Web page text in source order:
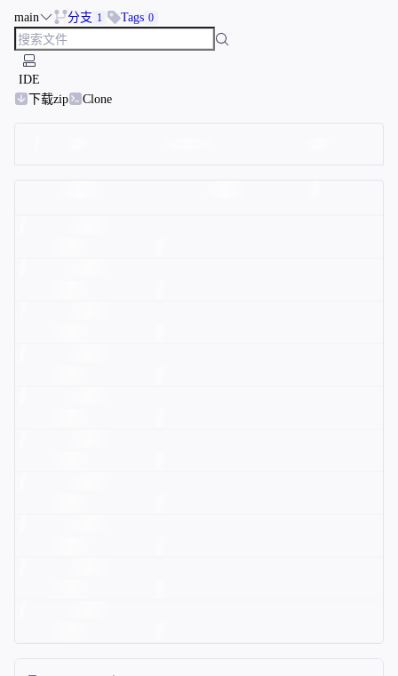
main 分支 1 Tags 0
IDE
下载zip
Clone